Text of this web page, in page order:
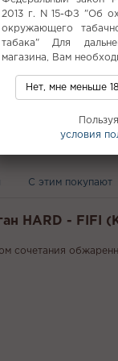
С этим покупают
HARD -
сочетания
2013 г. N 15-ФЗ "Об
окружающего
табака" Для
магазина, Вам
Нет, мне меньше 18
условия